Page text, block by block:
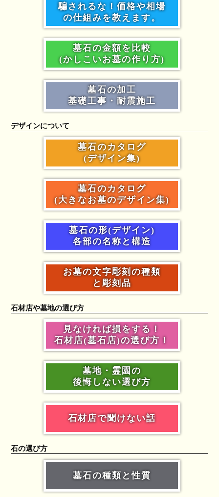
騙されるな！価格や相場
の仕組みを教えます。
墓石の金額を比較
(かしこいお墓の作り方)
墓石の加工
基礎工事・耐震施工
デザインについて
墓石のカタログ
(デザイン集)
墓石のカタログ
(大きなお墓のデザイン集)
墓石の形(デザイン)
各部の名称と構造
お墓の文字彫刻の種類
と彫刻品
石材店や墓地の選び方
見なければ損をする！
石材店(墓石店)の選び方！
墓地・霊園の
後悔しない選び方
石材店で聞けない話
石の選び方
墓石の種類と性質